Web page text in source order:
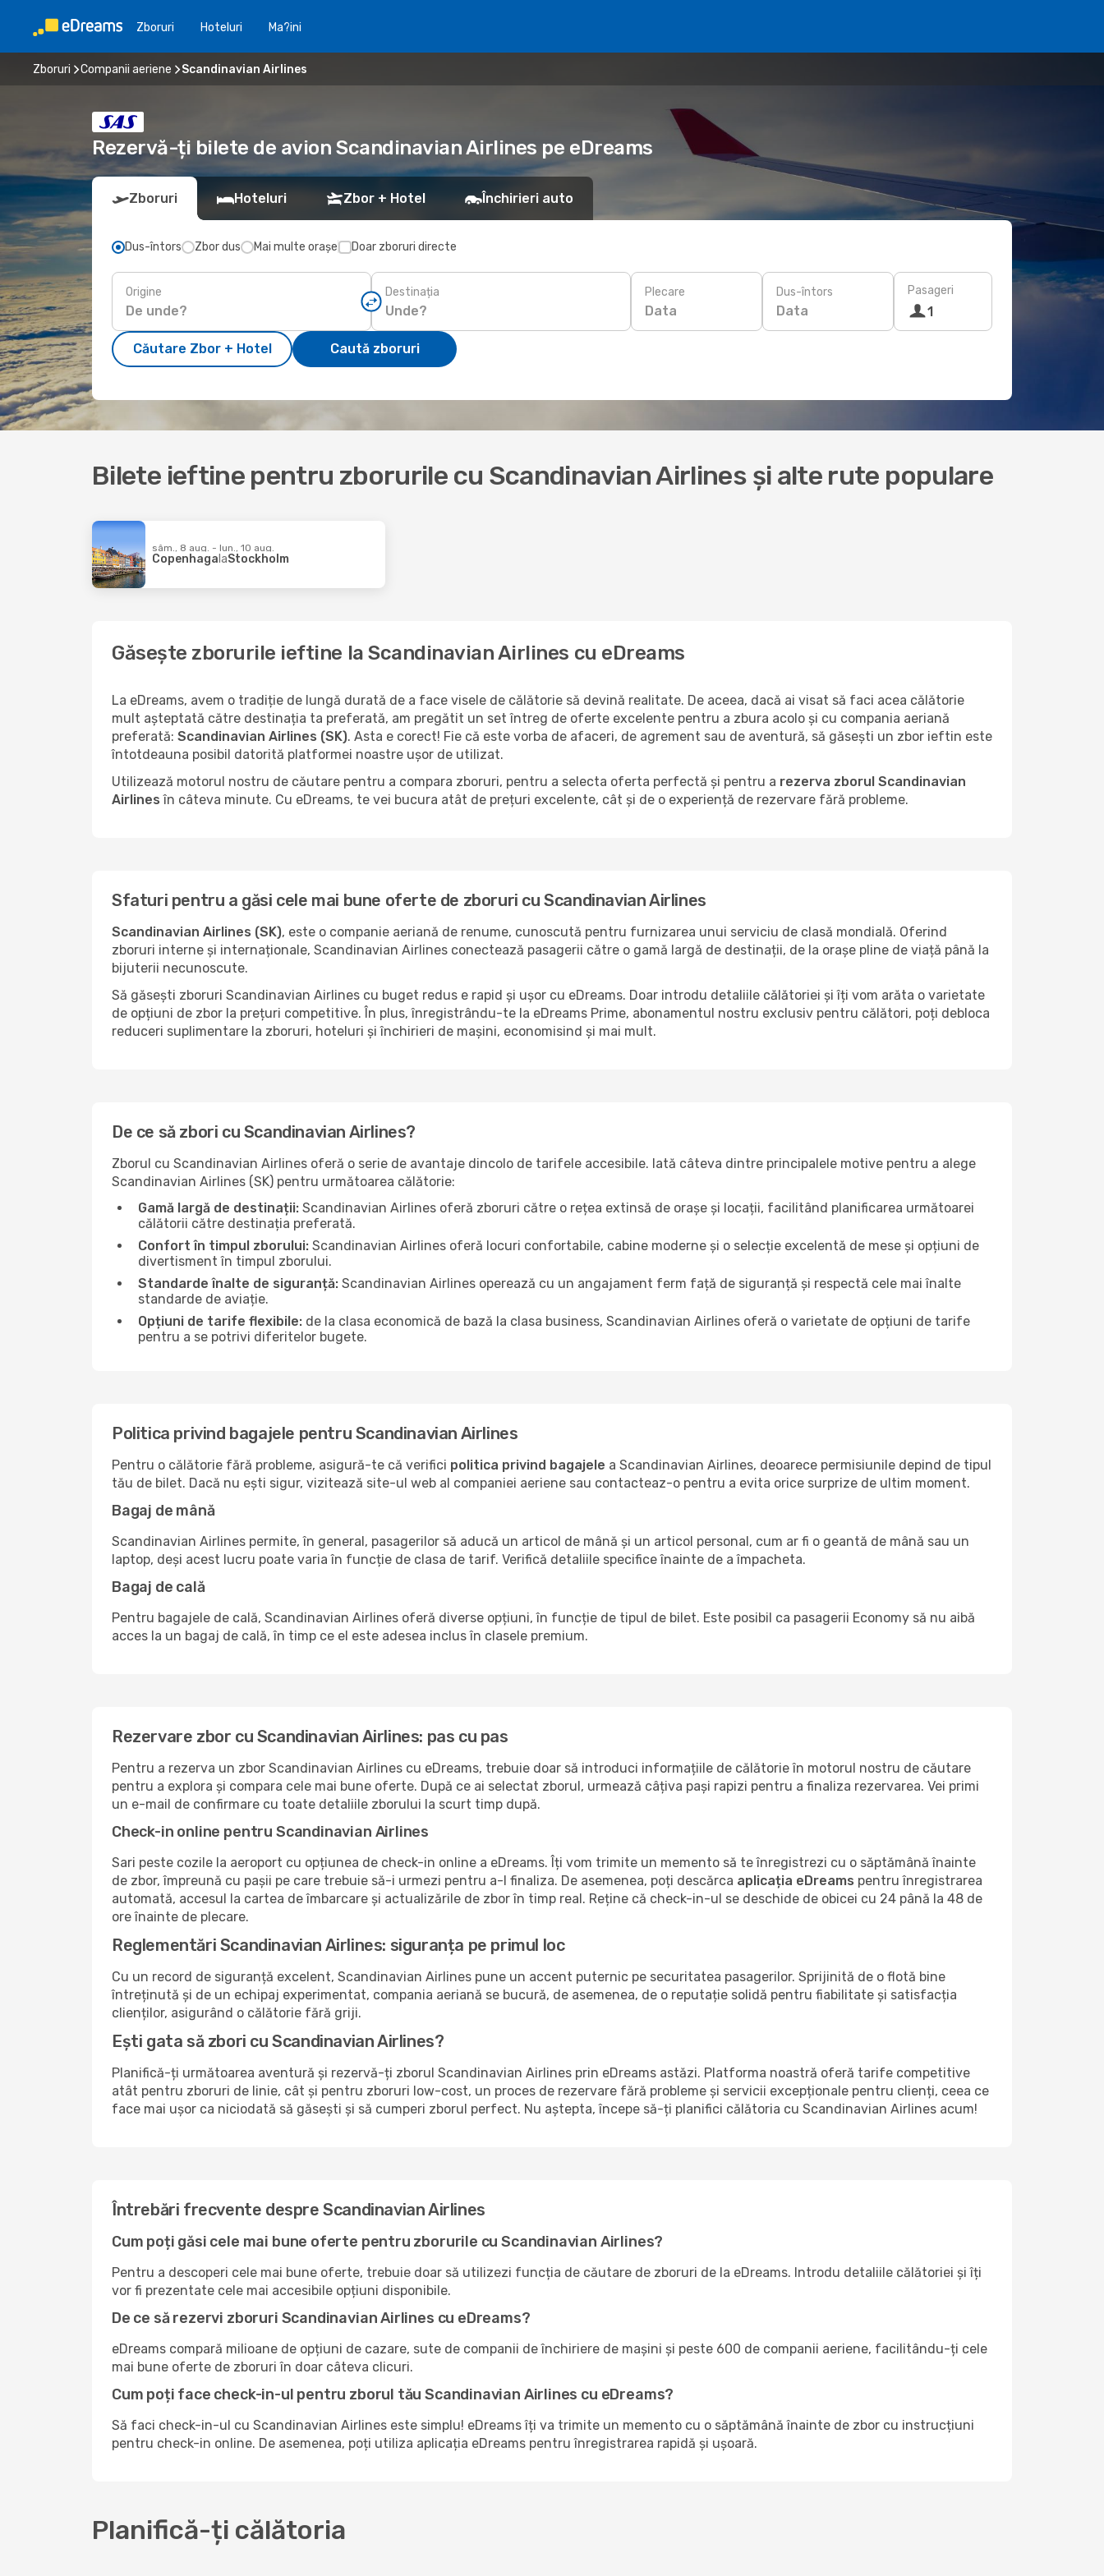
Zboruri Hoteluri Ma?ini
Zboruri Companii aeriene Scandinavian Airlines
Rezervă-ți bilete de avion Scandinavian Airlines pe eDreams
Zboruri Hoteluri Zbor + Hotel Închirieri auto
Dus-întors Zbor dus Mai multe orașe Doar zboruri directe
Origine Destinația Plecare
Data
Dus-întors
Data
Pasageri
1
Căutare Zbor + Hotel Caută zboruri
Bilete ieftine pentru zborurile cu Scandinavian Airlines și alte rute populare
sâm., 8 aug. - lun., 10 aug.
Copenhaga laStockholm
Găsește zborurile ieftine la Scandinavian Airlines cu eDreams
La eDreams, avem o tradiție de lungă durată de a face visele de călătorie să devină realitate. De aceea, dacă ai visat să faci acea călătorie
mult așteptată către destinația ta preferată, am pregătit un set întreg de oferte excelente pentru a zbura acolo și cu compania aeriană
preferată: Scandinavian Airlines (SK). Asta e corect! Fie că este vorba de afaceri, de agrement sau de aventură, să găsești un zbor ieftin este
întotdeauna posibil datorită platformei noastre ușor de utilizat.
Utilizează motorul nostru de căutare pentru a compara zboruri, pentru a selecta oferta perfectă și pentru a rezerva zborul Scandinavian
Airlines în câteva minute. Cu eDreams, te vei bucura atât de prețuri excelente, cât și de o experiență de rezervare fără probleme.
Sfaturi pentru a găsi cele mai bune oferte de zboruri cu Scandinavian Airlines
Scandinavian Airlines (SK), este o companie aeriană de renume, cunoscută pentru furnizarea unui serviciu de clasă mondială. Oferind
zboruri interne și internaționale, Scandinavian Airlines conectează pasagerii către o gamă largă de destinații, de la orașe pline de viață până la
bijuterii necunoscute.
Să găsești zboruri Scandinavian Airlines cu buget redus e rapid și ușor cu eDreams. Doar introdu detaliile călătoriei și îți vom arăta o varietate
de opțiuni de zbor la prețuri competitive. În plus, înregistrându-te la eDreams Prime, abonamentul nostru exclusiv pentru călători, poți debloca
reduceri suplimentare la zboruri, hoteluri și închirieri de mașini, economisind și mai mult.
De ce să zbori cu Scandinavian Airlines?
Zborul cu Scandinavian Airlines oferă o serie de avantaje dincolo de tarifele accesibile. Iată câteva dintre principalele motive pentru a alege
Scandinavian Airlines (SK) pentru următoarea călătorie:
Gamă largă de destinații: Scandinavian Airlines oferă zboruri către o rețea extinsă de orașe și locații, facilitând planificarea următoarei
călătorii către destinația preferată.
Confort în timpul zborului: Scandinavian Airlines oferă locuri confortabile, cabine moderne și o selecție excelentă de mese și opțiuni de
divertisment în timpul zborului.
Standarde înalte de siguranță: Scandinavian Airlines operează cu un angajament ferm față de siguranță și respectă cele mai înalte
standarde de aviație.
Opțiuni de tarife flexibile: de la clasa economică de bază la clasa business, Scandinavian Airlines oferă o varietate de opțiuni de tarife
pentru a se potrivi diferitelor bugete.
Politica privind bagajele pentru Scandinavian Airlines
Pentru o călătorie fără probleme, asigură-te că verifici politica privind bagajele a Scandinavian Airlines, deoarece permisiunile depind de tipul
tău de bilet. Dacă nu ești sigur, vizitează site-ul web al companiei aeriene sau contacteaz-o pentru a evita orice surprize de ultim moment.
Bagaj de mână
Scandinavian Airlines permite, în general, pasagerilor să aducă un articol de mână și un articol personal, cum ar fi o geantă de mână sau un
laptop, deși acest lucru poate varia în funcție de clasa de tarif. Verifică detaliile specifice înainte de a împacheta.
Bagaj de cală
Pentru bagajele de cală, Scandinavian Airlines oferă diverse opțiuni, în funcție de tipul de bilet. Este posibil ca pasagerii Economy să nu aibă
acces la un bagaj de cală, în timp ce el este adesea inclus în clasele premium.
Rezervare zbor cu Scandinavian Airlines: pas cu pas
Pentru a rezerva un zbor Scandinavian Airlines cu eDreams, trebuie doar să introduci informațiile de călătorie în motorul nostru de căutare
pentru a explora și compara cele mai bune oferte. După ce ai selectat zborul, urmează câțiva pași rapizi pentru a finaliza rezervarea. Vei primi
un e-mail de confirmare cu toate detaliile zborului la scurt timp după.
Check-in online pentru Scandinavian Airlines
Sari peste cozile la aeroport cu opțiunea de check-in online a eDreams. Îți vom trimite un memento să te înregistrezi cu o săptămână înainte
de zbor, împreună cu pașii pe care trebuie să-i urmezi pentru a-l finaliza. De asemenea, poți descărca aplicația eDreams pentru înregistrarea
automată, accesul la cartea de îmbarcare și actualizările de zbor în timp real. Reține că check-in-ul se deschide de obicei cu 24 până la 48 de
ore înainte de plecare.
Reglementări Scandinavian Airlines: siguranța pe primul loc
Cu un record de siguranță excelent, Scandinavian Airlines pune un accent puternic pe securitatea pasagerilor. Sprijinită de o flotă bine
întreținută și de un echipaj experimentat, compania aeriană se bucură, de asemenea, de o reputație solidă pentru fiabilitate și satisfacția
clienților, asigurând o călătorie fără griji.
Ești gata să zbori cu Scandinavian Airlines?
Planifică-ți următoarea aventură și rezervă-ți zborul Scandinavian Airlines prin eDreams astăzi. Platforma noastră oferă tarife competitive
atât pentru zboruri de linie, cât și pentru zboruri low-cost, un proces de rezervare fără probleme și servicii excepționale pentru clienți, ceea ce
face mai ușor ca niciodată să găsești și să cumperi zborul perfect. Nu aștepta, începe să-ți planifici călătoria cu Scandinavian Airlines acum!
Întrebări frecvente despre Scandinavian Airlines
Cum poți găsi cele mai bune oferte pentru zborurile cu Scandinavian Airlines?
Pentru a descoperi cele mai bune oferte, trebuie doar să utilizezi funcția de căutare de zboruri de la eDreams. Introdu detaliile călătoriei și îți
vor fi prezentate cele mai accesibile opțiuni disponibile.
De ce să rezervi zboruri Scandinavian Airlines cu eDreams?
eDreams compară milioane de opțiuni de cazare, sute de companii de închiriere de mașini și peste 600 de companii aeriene, facilitându-ți cele
mai bune oferte de zboruri în doar câteva clicuri.
Cum poți face check-in-ul pentru zborul tău Scandinavian Airlines cu eDreams?
Să faci check-in-ul cu Scandinavian Airlines este simplu! eDreams îți va trimite un memento cu o săptămână înainte de zbor cu instrucțiuni
pentru check-in online. De asemenea, poți utiliza aplicația eDreams pentru înregistrarea rapidă și ușoară.
Planifică-ți călătoria